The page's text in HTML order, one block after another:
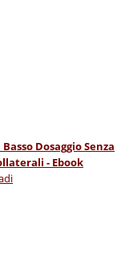
Dosaggio Senza
- Ebook